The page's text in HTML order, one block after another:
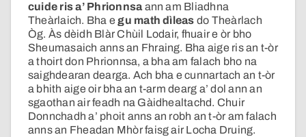
cuide ris a’ Phrionnsaann am Bliadhna
Theàrlaich. Bha egu math dìleas do Theàrlach
Òg. Às dèidh Blàr Chùil Lodair, fhuair e òr bho
Sheumasaich anns an Fhraing. Bha aige ris an t-òr
a thoirt don Phrionnsa, a bha am falach bho na
saighdearan dearga. Ach bha e cunnartach an t-òr
a bhith aige oir bha an t-arm dearg a’ dol ann an
sgaothan air feadh na Gàidhealtachd. Chuir
Donnchadh a’ phoit anns an robh an t-òr am falach
anns an Fheadan Mhòr faisg air Locha Druing.